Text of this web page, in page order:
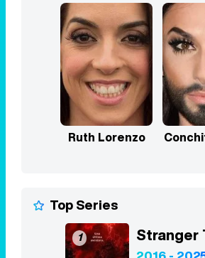
Ruth Lorenzo
Top Series
1 Stranger